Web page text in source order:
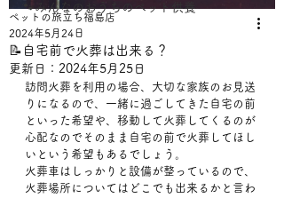
🐾みんなのおうちのペット供養
📝自宅前で火葬は出来る？
ペットの旅立ち福島店
2024年5月24日
更新日： 2024年5月25日
訪問火葬を利用の場合、大切な家族のお見送
りになるので、一緒に過ごしてきた自宅の前
といった希望や、移動して火葬してくるのが
心配なのでそのまま自宅の前で火葬してほし
いという希望もあるでしょう。
火葬車はしっかりと設備が整っているので、
火葬場所についてはどこでも出来るかと言わ